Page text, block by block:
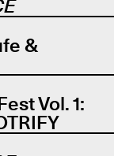
&
Vol. 1: